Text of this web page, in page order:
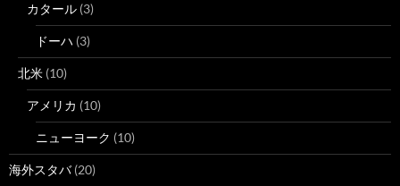
カタール (3)
ドーハ (3)
北米 (10)
アメリカ (10)
ニューヨーク (10)
海外スタバ(20)